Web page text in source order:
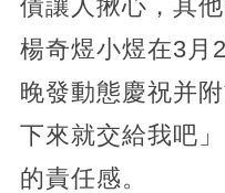
債讓人揪心，其
楊奇煜小煜在3月
晚發動態慶祝并
下來就交給我吧
的責任感。